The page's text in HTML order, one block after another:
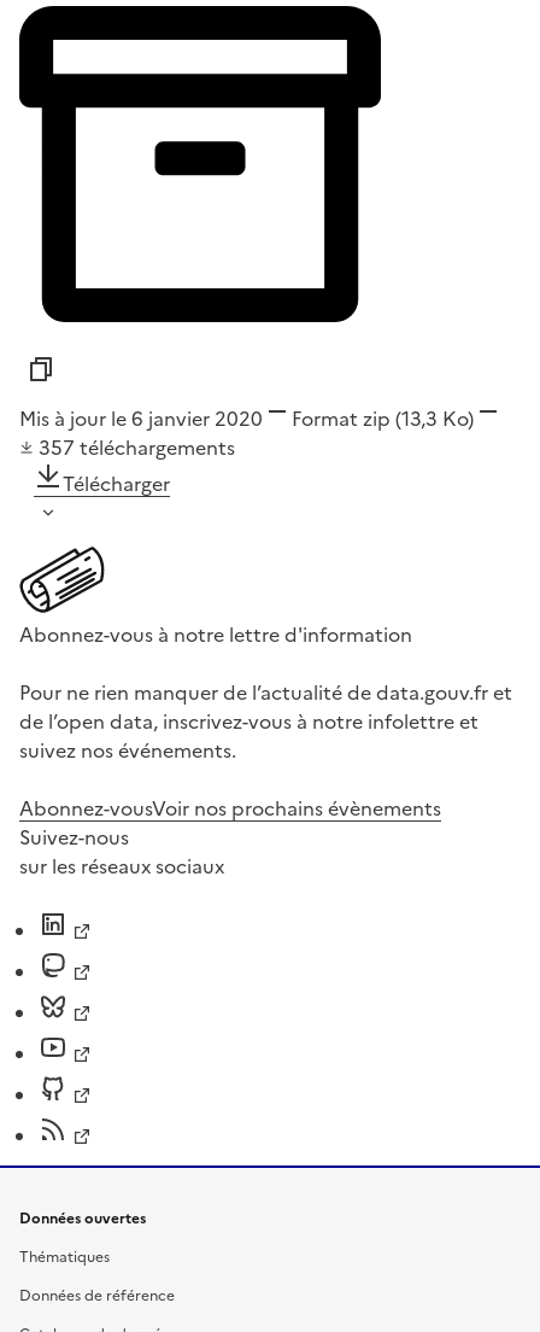
Mis à jour le 6 janvier 2020 Format zip (13,3 Ko)
357 téléchargements
Télécharger
Abonnez-vous à notre lettre d'information
Pour ne rien manquer de l’actualité de data.gouv.fr et
de l’open data, inscrivez-vous à notre infolettre et
suivez nos événements.
Abonnez-vousVoir nos prochains évènements
Suivez-nous
sur les réseaux sociaux
Données ouvertes
Thématiques
Données de référence